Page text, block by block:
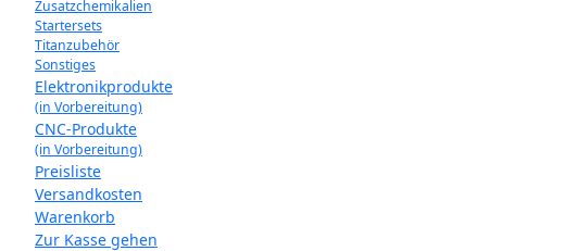
Zusatzchemikalien
Startersets
Titanzubehör
Sonstiges
Elektronikprodukte
(in Vorbereitung)
CNC-Produkte
(in Vorbereitung)
Preisliste
Versandkosten
Warenkorb
Zur Kasse gehen